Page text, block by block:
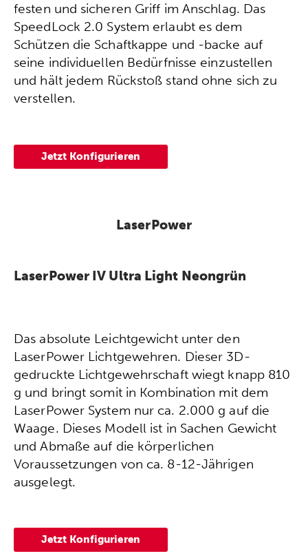
festen und sicheren Griff im Anschlag. Das
SpeedLock 2.0 System erlaubt es dem
Schützen die Schaftkappe und -backe auf
seine individuellen Bedürfnisse einzustellen
und hält jedem Rückstoß stand ohne sich zu
verstellen.
Jetzt Konfigurieren
LaserPower
LaserPower IV Ultra Light Neongrün
Das absolute Leichtgewicht unter den
LaserPower Lichtgewehren. Dieser 3D-
gedruckte Lichtgewehrschaft wiegt knapp 810
g und bringt somit in Kombination mit dem
LaserPower System nur ca. 2.000 g auf die
Waage. Dieses Modell ist in Sachen Gewicht
und Abmaße auf die körperlichen
Voraussetzungen von ca. 8-12-Jährigen
ausgelegt.
Jetzt Konfigurieren